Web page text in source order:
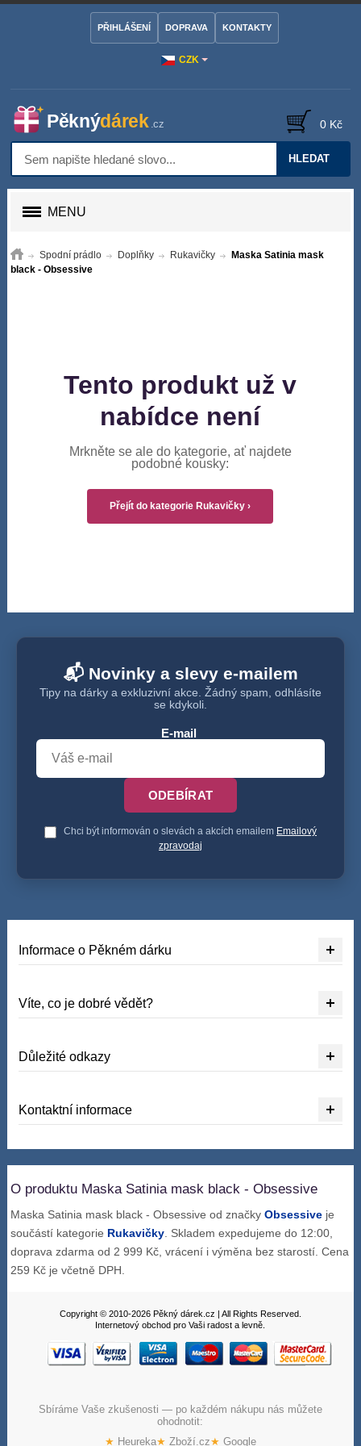
CZK
PŘIHLÁŠENÍ DOPRAVA KONTAKTY
HLEDAT
0 Kč
MENU
Spodní prádlo Doplňky Rukavičky
Maska Satinia mask
black - Obsessive
Tento produkt už v
nabídce není
Mrkněte se ale do kategorie, ať najdete
podobné kousky:
Přejít do kategorie Rukavičky ›
📬 Novinky a slevy e-mailem
Tipy na dárky a exkluzivní akce. Žádný spam, odhlásíte
se kdykoli.
E-mail
ODEBÍRAT
Chci být informován o slevách a akcích emailem Emailový
zpravodaj
Informace o Pěkném dárku
Víte, co je dobré vědět?
Důležité odkazy
Kontaktní informace
O produktu Maska Satinia mask black - Obsessive
Maska Satinia mask black - Obsessive od značkyObsessive je
součástí kategorie Rukavičky . Skladem expedujeme do 12:00,
doprava zdarma od 2 999 Kč, vrácení i výměna bez starostí. Cena
259 Kč je včetně DPH.
Copyright © 2010-2026 Pěkný dárek.cz | All Rights Reserved.
Internetový obchod pro Vaši radost a levně.
Sbíráme Vaše zkušenosti — po každém nákupu nás můžete
ohodnotit:
★ Heureka★ Zboží.cz★ Google